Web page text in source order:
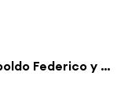
Dicha Pasada (feat. Leopoldo Federico y Su Orquesta)